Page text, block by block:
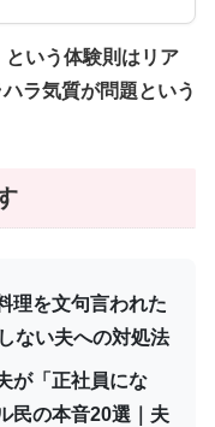
いう体験則はリア
ラ気質が問題という
理を文句言われた
ない夫への対処法
が「正社員にな
民の本音20選｜夫